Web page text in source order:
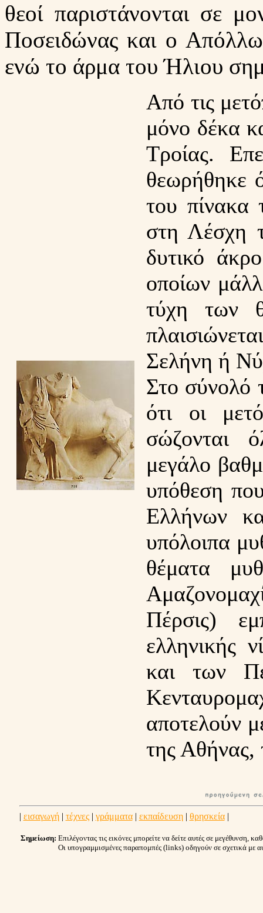
θεοί παριστάνονται σε
Ποσειδώνας και ο
ενώ το άρμα του Ήλιου
Από τις
μόνο δέκα
Τροίας.
θεωρήθηκε
του
στη Λέσχη
δυτικό
οποίων
τύχη των
Σελήνη ή
Στο σύνολό
ότι οι
σώζονται
μεγάλο
υπόθεση
Ελλήνων
υπόλοιπα
θέματα
Πέρσις)
ελληνικής
και των
αποτελούν
της
| εισαγωγή| τέχνες| γράμματα| εκπαίδευση| θρησκεία|
Σημείωση: Επιλέγοντας τις εικόνες μπορείτε να δείτε αυτές σε μεγέθυνση,
Οι υπογραμμισμένες παραπομπές (links) οδηγούν σε σχετικά με